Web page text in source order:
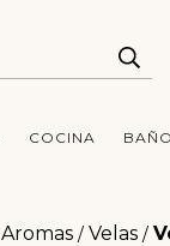
COCINA BAÑO
Aromas / Velas /